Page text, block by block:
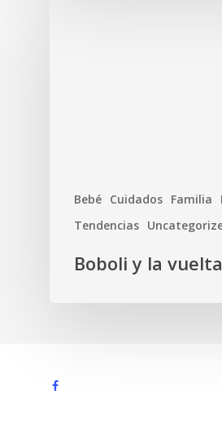
Bebé Cuidados Familia
Tendencias
Boboli y la
facebook